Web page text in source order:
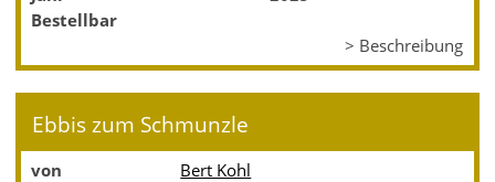
Bestellbar
> Beschreibung
Ebbis zum Schmunzle
von
Bert Kohl